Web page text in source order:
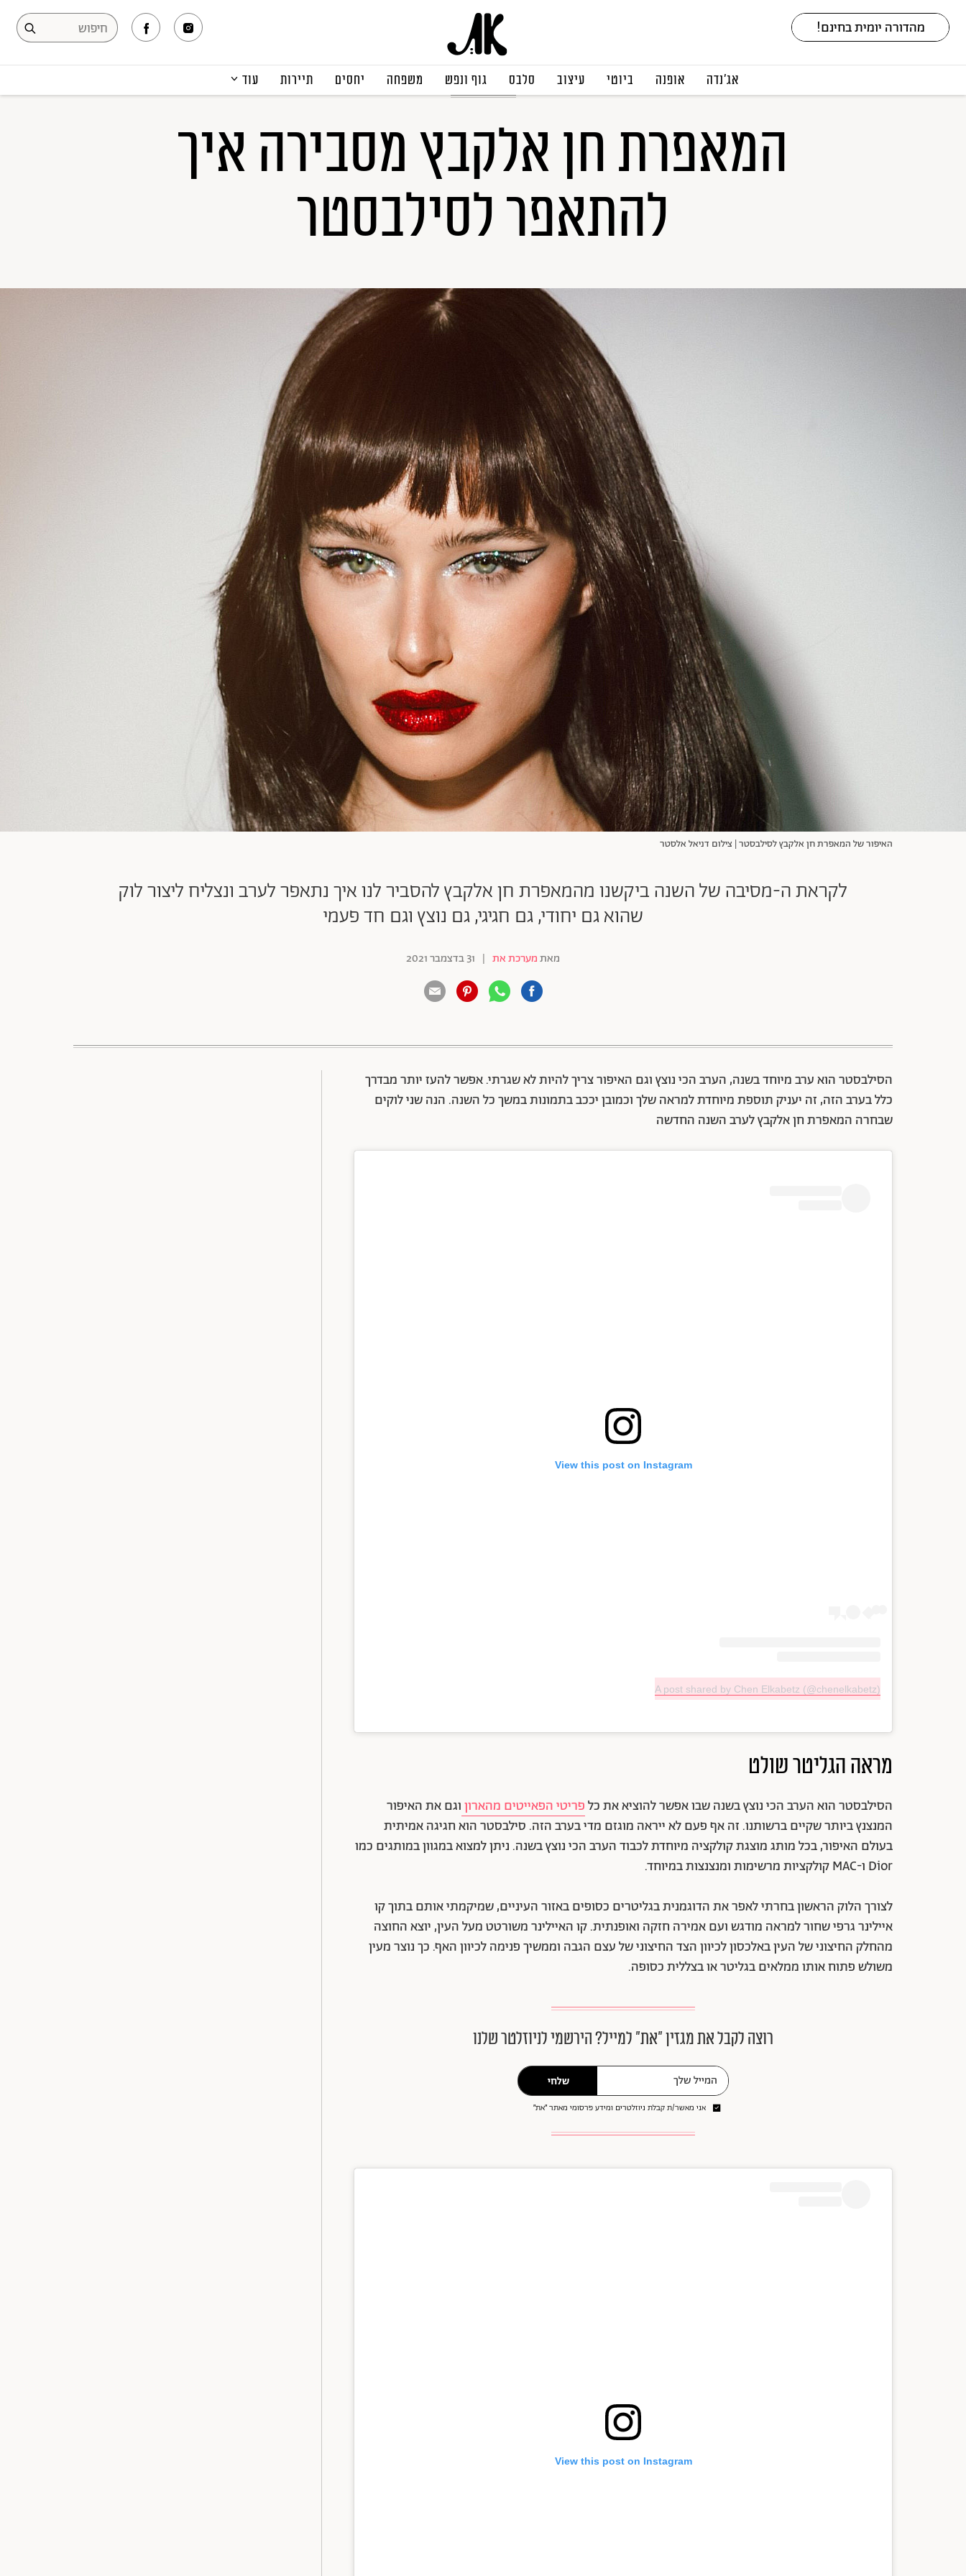
אג׳נדה אופנה ביוטי עיצוב סלבס גוף ונפש משפחה יחסים תיירות עוד
תרבות ופנאי
איפור וטיפוח
המאפרת חן אלקבץ מסבירה איך
להתאפר לסילבסטר
האיפור של המאפרת חן אלקבץ לסילבסטר | צילום דניאל אלסטר
לקראת ה-מסיבה של השנה ביקשנו מהמאפרת חן אלקבץ להסביר לנו איך נתאפר לערב ונצליח ליצור לוק
שהוא גם יחודי, גם חגיגי, גם נוצץ וגם חד פעמי
מאתמערכת את | 31 בדצמבר 2021
הסילבסטר הוא ערב מיוחד בשנה, הערב הכי נוצץ וגם האיפור צריך להיות לא שגרתי. אפשר להעז יותר מבדרך
כלל בערב הזה, זה יעניק תוספת מיוחדת למראה שלך וכמובן יככב בתמונות במשך כל השנה. הנה שני לוקים
שבחרה המאפרת חן אלקבץ לערב השנה החדשה
View this post on Instagram
A post shared by Chen Elkabetz (@chenelkabetz)
מראה הגליטר שולט
הסילבסטר הוא הערב הכי נוצץ בשנה שבו אפשר להוציא את כלפריטי הפאייטים מהארוןוגם את האיפור
המנצנץ ביותר שקיים ברשותנו. זה אף פעם לא ייראה מוגזם מדי בערב הזה. סילבסטר הוא חגיגה אמיתית
בעולם האיפור, בכל מותג מוצגת קולקציה מיוחדת לכבוד הערב הכי נוצץ בשנה. ניתן למצוא במגוון במותגים כמו
Dior ו-MAC קולקציות מרשימות ומנצנצות במיוחד.
לצורך הלוק הראשון בחרתי לאפר את הדוגמנית בגליטרים כסופים באזור העיניים, שמיקמתי אותם בתוך קו
איילינר גרפי שחור למראה מודגש ועם אמירה חזקה ואופנתית. קו האיילינר משורטט מעל העין, יוצא החוצה
מהחלק החיצוני של העין באלכסון לכיוון הצד החיצוני של עצם הגבה וממשיך פנימה לכיוון האף. כך נוצר מעין
משולש פתוח אותו ממלאים בגליטר או בצללית כסופה.
רוצה לקבל את מגזין ״את״ למייל? הירשמי לניוזלטר שלנו
שלחי
אני מאשר/ת קבלת ניוזלטרים ומידע פרסומי מאתר ״את״
View this post on Instagram